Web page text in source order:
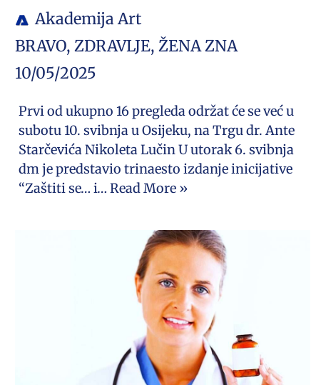
Akademija Art
BRAVO, ZDRAVLJE, ŽENA ZNA
10/05/2025
Prvi od ukupno 16 pregleda održat će se već u
subotu 10. svibnja u Osijeku, na Trgu dr. Ante
Starčevića Nikoleta Lučin U utorak 6. svibnja
dm je predstavio trinaesto izdanje inicijative
“Zaštiti se… i… Read More »